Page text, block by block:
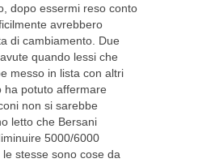
dopo essermi reso conto
avrebbero
di cambiamento. Due
quando lessi che
messo in lista con altri
ha potuto affermare
non si sarebbe
letto che Bersani
5000/6000
stesse sono cose da